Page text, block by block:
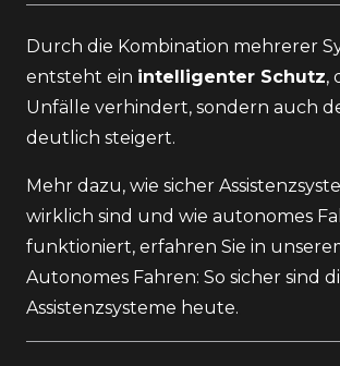
Durch die Kombination mehrerer
entsteht ein intelligenter Schutz,
Unfälle verhindert, sondern auch
deutlich steigert.
Mehr dazu, wie sicher
wirklich sind und wie autonomes
funktioniert, erfahren Sie in
Autonomes Fahren: So sicher sind
Assistenzsysteme heute.